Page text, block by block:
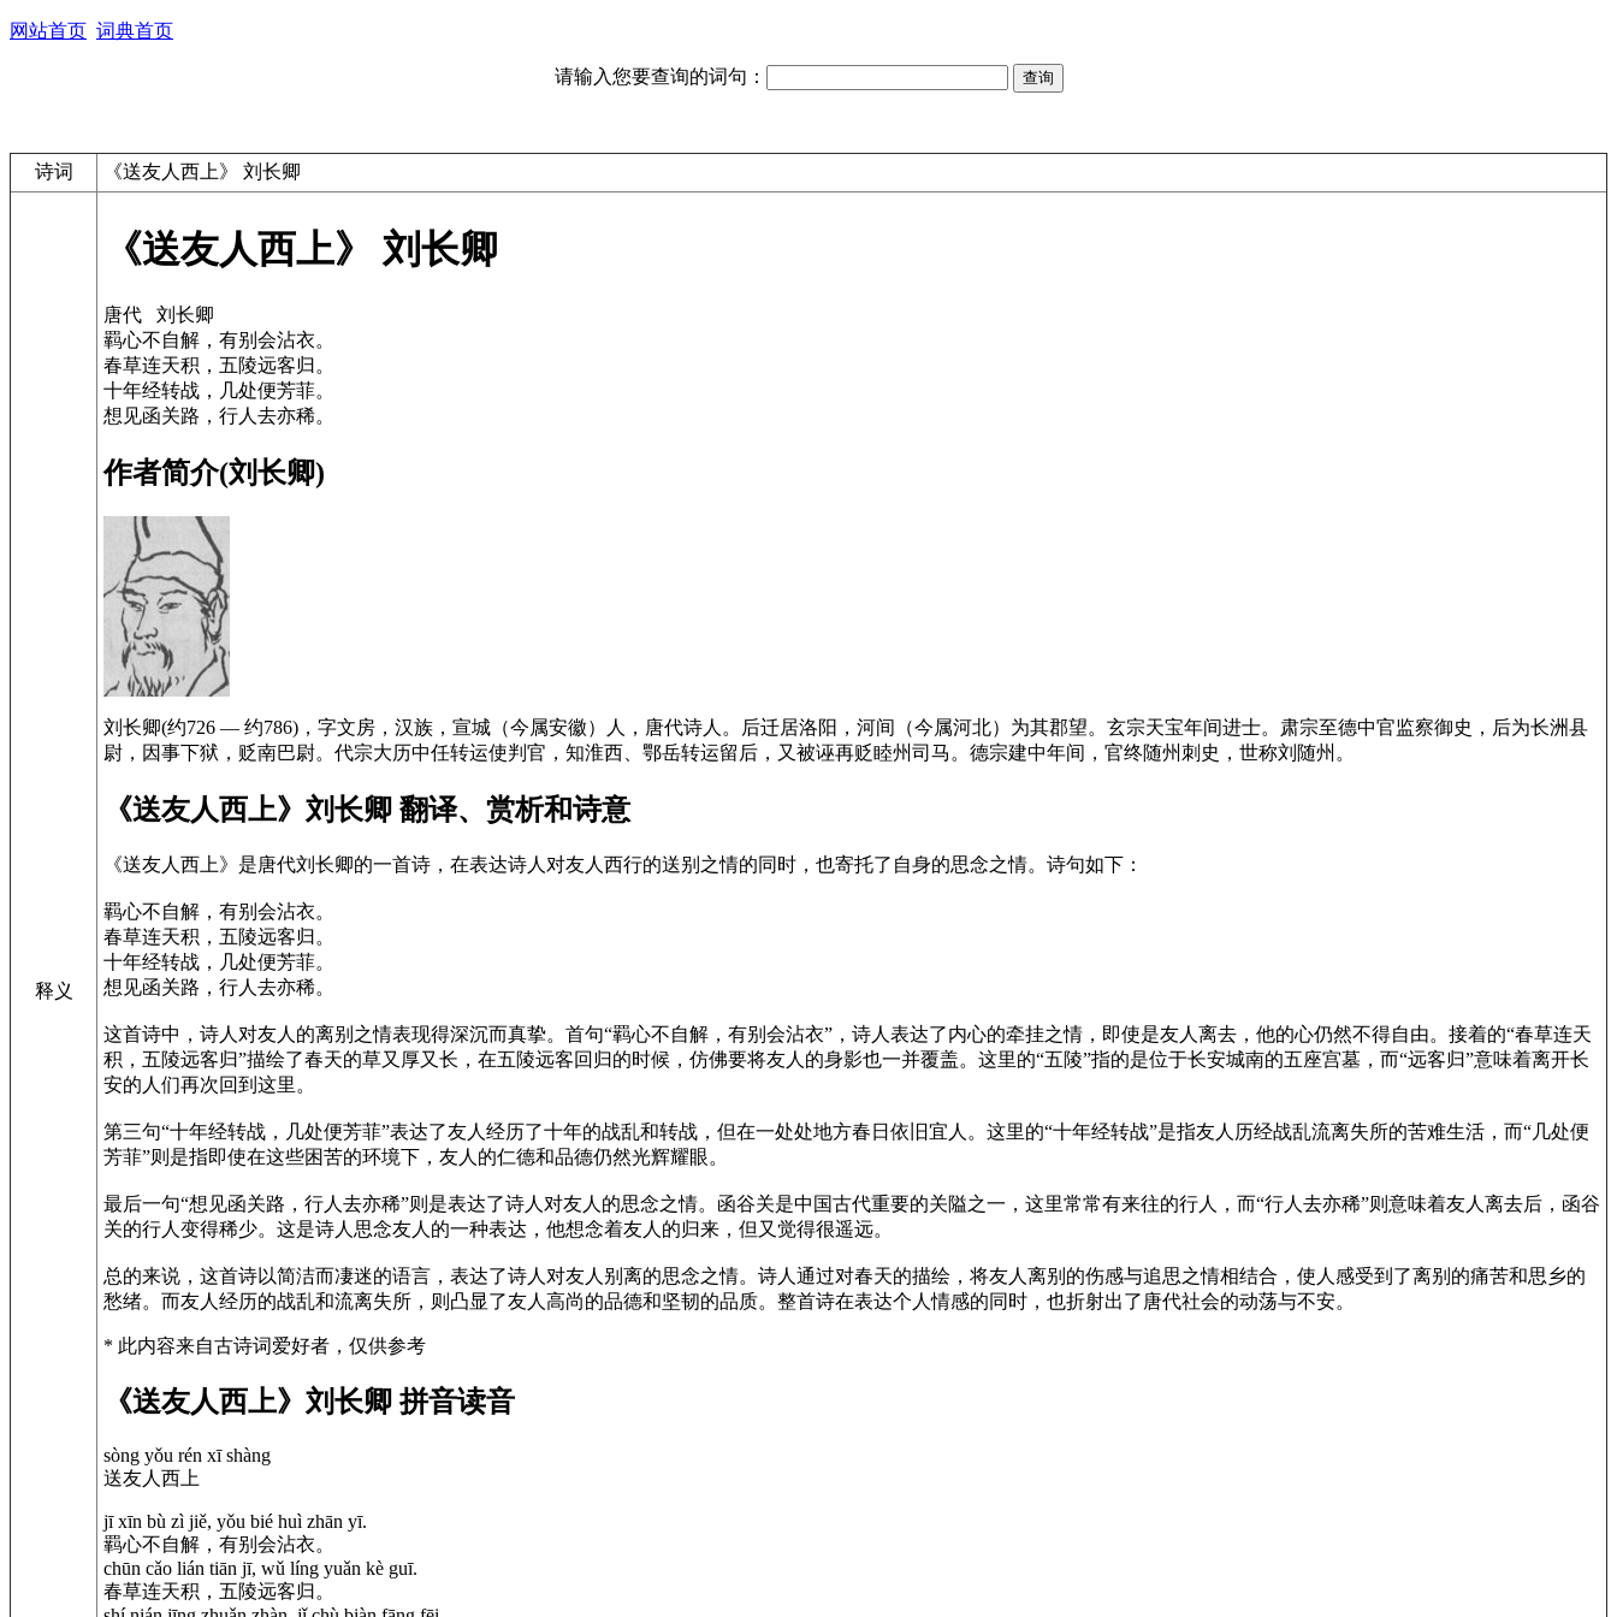
网站首页 词典首页
请输入您要查询的词句：
诗词 《送友人西上》 刘长卿
释义
《送友人西上》 刘长卿
唐代 刘长卿
羁心不自解，有别会沾衣。
春草连天积，五陵远客归。
十年经转战，几处便芳菲。
想见函关路，行人去亦稀。
作者简介(刘长卿)
刘长卿(约726 — 约786)，字文房，汉族，宣城（今属安徽）人，唐代诗人。后迁居洛阳，河间（今属河北）为其郡望。玄宗天宝年间进士。肃宗至德中官监察御史，后为长洲县
尉，因事下狱，贬南巴尉。代宗大历中任转运使判官，知淮西、鄂岳转运留后，又被诬再贬睦州司马。德宗建中年间，官终随州刺史，世称刘随州。
《送友人西上》刘长卿 翻译、赏析和诗意
《送友人西上》是唐代刘长卿的一首诗，在表达诗人对友人西行的送别之情的同时，也寄托了自身的思念之情。诗句如下：
羁心不自解，有别会沾衣。
春草连天积，五陵远客归。
十年经转战，几处便芳菲。
想见函关路，行人去亦稀。
这首诗中，诗人对友人的离别之情表现得深沉而真挚。首句“羁心不自解，有别会沾衣”，诗人表达了内心的牵挂之情，即使是友人离去，他的心仍然不得自由。接着的“春草连天
积，五陵远客归”描绘了春天的草又厚又长，在五陵远客回归的时候，仿佛要将友人的身影也一并覆盖。这里的“五陵”指的是位于长安城南的五座宫墓，而“远客归”意味着离开长
安的人们再次回到这里。
第三句“十年经转战，几处便芳菲”表达了友人经历了十年的战乱和转战，但在一处处地方春日依旧宜人。这里的“十年经转战”是指友人历经战乱流离失所的苦难生活，而“几处便
芳菲”则是指即使在这些困苦的环境下，友人的仁德和品德仍然光辉耀眼。
最后一句“想见函关路，行人去亦稀”则是表达了诗人对友人的思念之情。函谷关是中国古代重要的关隘之一，这里常常有来往的行人，而“行人去亦稀”则意味着友人离去后，函谷
关的行人变得稀少。这是诗人思念友人的一种表达，他想念着友人的归来，但又觉得很遥远。
总的来说，这首诗以简洁而凄迷的语言，表达了诗人对友人别离的思念之情。诗人通过对春天的描绘，将友人离别的伤感与追思之情相结合，使人感受到了离别的痛苦和思乡的
愁绪。而友人经历的战乱和流离失所，则凸显了友人高尚的品德和坚韧的品质。整首诗在表达个人情感的同时，也折射出了唐代社会的动荡与不安。
* 此内容来自古诗词爱好者，仅供参考
《送友人西上》刘长卿 拼音读音
sòng yǒu rén xī shàng
送友人西上
jī xīn bù zì jiě, yǒu bié huì zhān yī.
羁心不自解，有别会沾衣。
chūn cǎo lián tiān jī, wǔ líng yuǎn kè guī.
春草连天积，五陵远客归。